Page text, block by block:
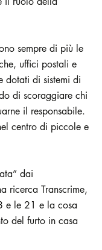
sempre di più le
uffici postali e
dotati di sistemi di
di scoraggiare chi
il responsabile.
centro di piccole e
dai
ricerca Transcrime,
e le 21 e la cosa
del furto in casa